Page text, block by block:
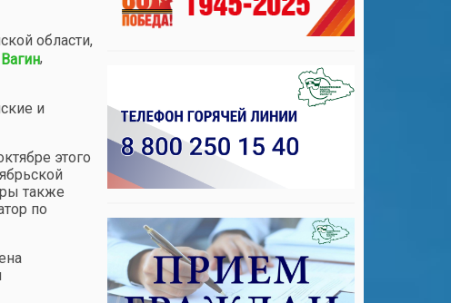
области,
,
и
этого
также
по